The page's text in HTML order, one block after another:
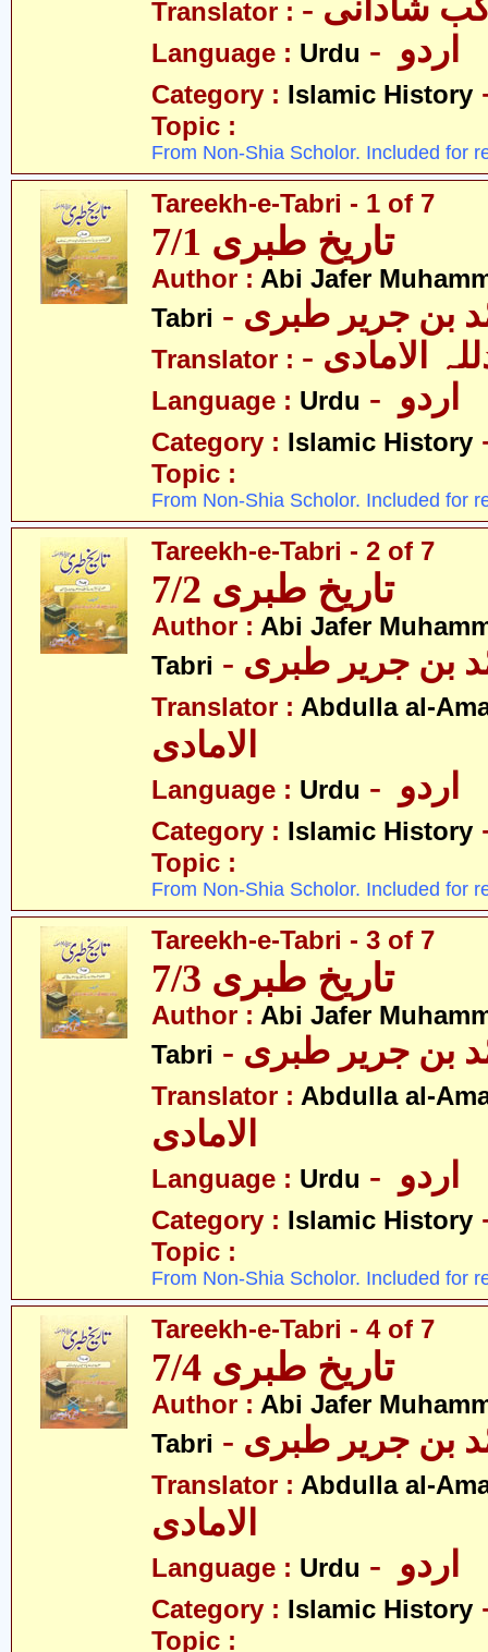
Translator : شادانی
Language : Urdu
Category : Islamic History
Topic :
From Non-Shia Scholor. Included for
Tareekh-e-Tabri - 1 of 7
تاریخ طبری 7/1
Author : Abi Jafer
Tabri
بن جریر طبری
Translator : الامادی
Language : Urdu
Category : Islamic History
Topic :
From Non-Shia Scholor. Included for
Tareekh-e-Tabri - 2 of 7
تاریخ طبری 7/2
Author : Abi Jafer
Tabri
بن جریر طبری
Translator : Abdulla al-
الامادی
Language : Urdu
Category : Islamic History
Topic :
From Non-Shia Scholor. Included for
Tareekh-e-Tabri - 3 of 7
تاریخ طبری 7/3
Author : Abi Jafer
Tabri
بن جریر طبری
Translator : Abdulla al-
الامادی
Language : Urdu
Category : Islamic History
Topic :
From Non-Shia Scholor. Included for
Tareekh-e-Tabri - 4 of 7
تاریخ طبری 7/4
Author : Abi Jafer
Tabri
بن جریر طبری
Translator : Abdulla al-
الامادی
Language : Urdu
Category : Islamic History
Topic :